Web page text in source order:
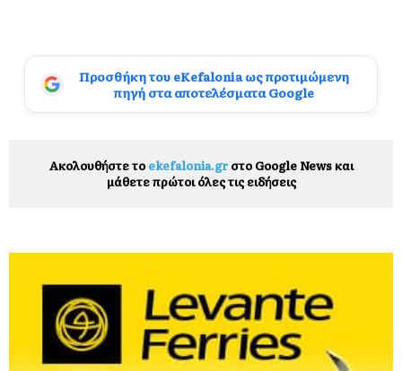
Προσθήκη του eKefalonia ως προτιμώμενη
πηγή στα αποτελέσματα Google
Ακολουθήστε το ekefalonia.grστο Google News και
μάθετε πρώτοι όλες τις ειδήσεις